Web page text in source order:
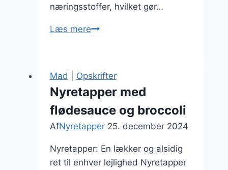
næringsstoffer, hvilket gør…
Læs mereLækre
Mad Opskrifter
Nyretapper med
flødesauce og broccoli
AfNyretapper 25. december 2024
Nyretapper: En lækker og alsidig
ret til enhver lejlighed Nyretapper